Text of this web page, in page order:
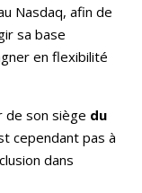
Nasdaq, afin de
sa base
en flexibilité
de son siège du
cependant pas à
dans